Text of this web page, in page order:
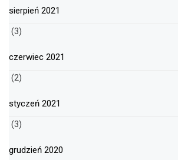
sierpień 2021
(3)
czerwiec 2021
(2)
styczeń 2021
(3)
grudzień 2020